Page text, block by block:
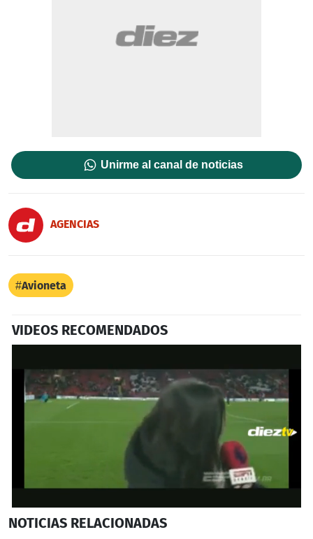
Unirme al canal de noticias
AGENCIAS
Avioneta
VIDEOS RECOMENDADOS
seconds
NOTICIAS RELACIONADAS